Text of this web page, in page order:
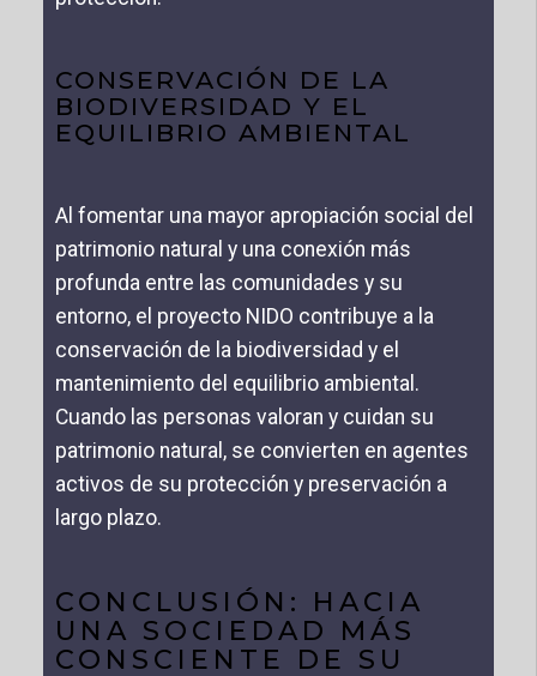
CONSERVACIÓN DE LA
BIODIVERSIDAD Y EL
EQUILIBRIO AMBIENTAL
Al fomentar una mayor apropiación social del
patrimonio natural y una conexión más
profunda entre las comunidades y su
entorno, el proyecto NIDO contribuye a la
conservación de la biodiversidad y el
mantenimiento del equilibrio ambiental.
Cuando las personas valoran y cuidan su
patrimonio natural, se convierten en agentes
activos de su protección y preservación a
largo plazo.
CONCLUSIÓN: HACIA
UNA SOCIEDAD MÁS
CONSCIENTE DE SU